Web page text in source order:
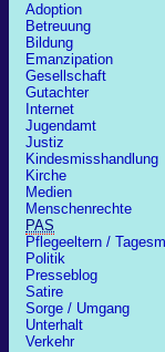
Adoption
Betreuung
Bildung
Emanzipation
Gesellschaft
Gutachter
Internet
Jugendamt
Justiz
Kindesmisshandlung
Kirche
Medien
Menschenrechte
PAS
Pflegeeltern /
Politik
Presseblog
Satire
Sorge / Umgang
Unterhalt
Verkehr